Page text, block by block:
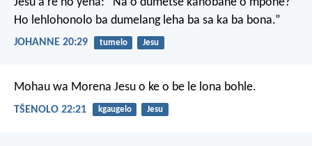
Ho lehlohonolo ba dumelang leha ba sa ka ba bona.”
JOHANNE 20:29 tumelo Jesu
Mohau wa Morena Jesu o ke o be le lona bohle.
TŠENOLO 22:21 kgaugelo Jesu